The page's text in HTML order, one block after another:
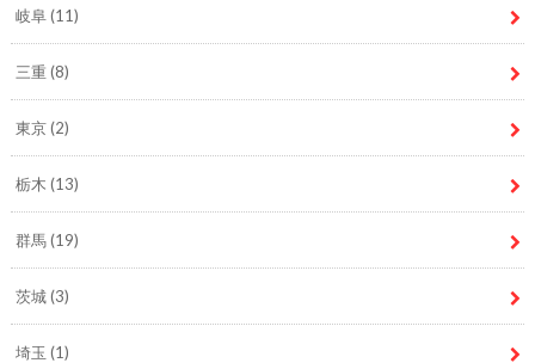
岐阜(11)
三重 (8)
東京(2)
栃木 (13)
群馬(19)
茨城(3)
埼玉 (1)